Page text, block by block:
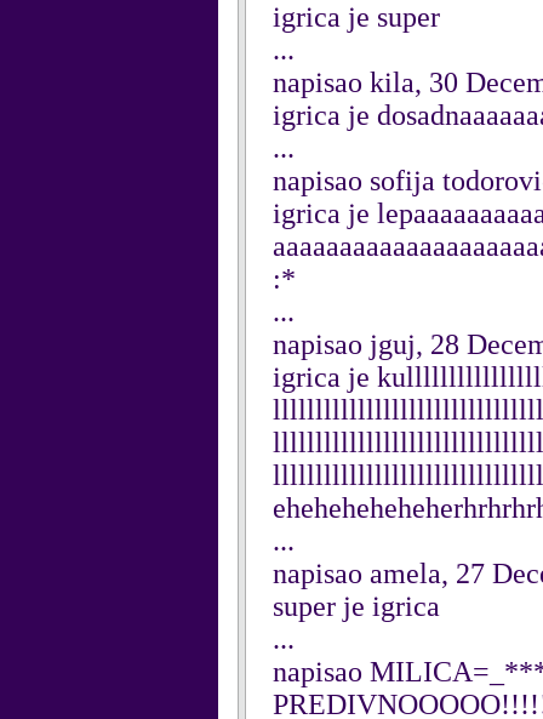
igrica je super
...
napisao kila, 30
igrica je
...
napisao sofija
igrica je
:*
...
napisao jguj, 28
igrica je
...
napisao amela, 27
super je igrica
...
napisao